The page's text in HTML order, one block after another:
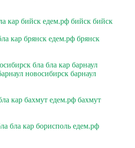
кар бийск едем.рф бийск бийск
кар брянск едем.рф брянск
бла бла кар барнаул
новосибирск барнаул
кар бахмут едем.рф бахмут
бла кар борисполь едем.рф